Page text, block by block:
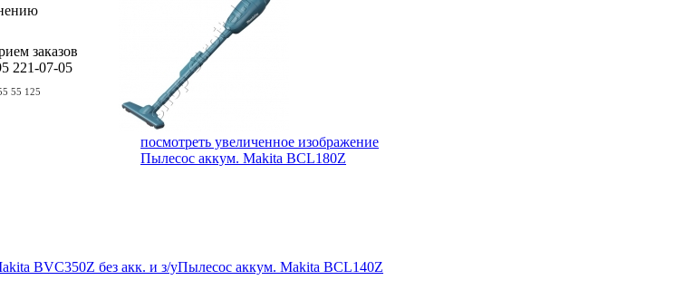
заказов
221-07-05
55 125
посмотреть увеличенное изображение
Пылесос аккум. Makita BCL180Z
BVC350Z без акк. и з/уПылесос аккум. Makita BCL140Z